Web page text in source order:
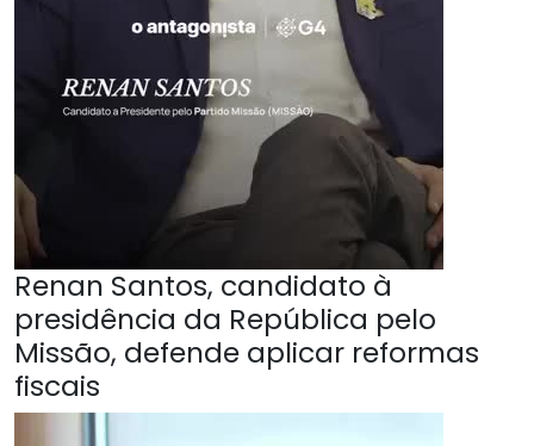
Renan Santos, candidato à
presidência da República pelo
Missão, defende aplicar reformas
fiscais